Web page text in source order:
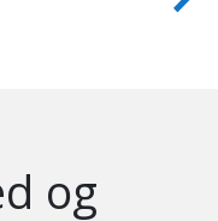
og